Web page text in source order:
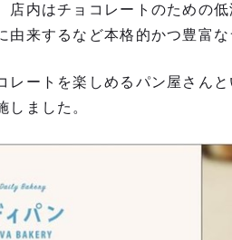
店内はチョコレートのための
由来するなど本格的かつ豊富な
レートを楽しめるパン屋さん
しました。